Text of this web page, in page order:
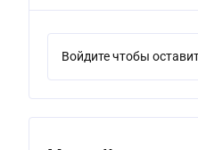
Войдите чтобы